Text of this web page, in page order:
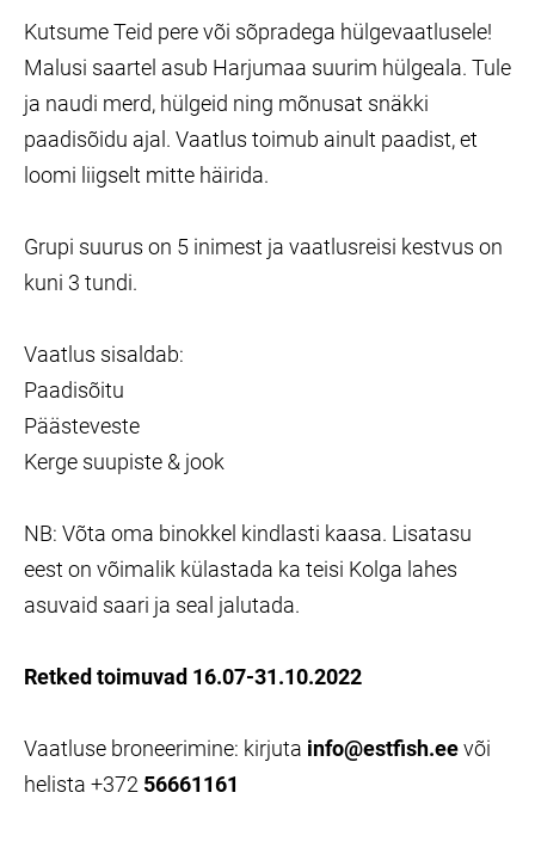
Kutsume Teid pere või sõpradega hülgevaatlusele!
Malusi saartel asub Harjumaa suurim hülgeala. Tule
ja naudi merd, hülgeid ning mõnusat snäkki
paadisõidu ajal. Vaatlus toimub ainult paadist, et
loomi liigselt mitte häirida.
Grupi suurus on 5 inimest ja vaatlusreisi kestvus on
kuni 3 tundi.
Vaatlus sisaldab:
Paadisõitu
Päästeveste
Kerge suupiste & jook
NB: Võta oma binokkel kindlasti kaasa. Lisatasu
eest on võimalik külastada ka teisi Kolga lahes
asuvaid saari ja seal jalutada.
Retked toimuvad 16.07-31.10.2022
Vaatluse broneerimine: kirjuta info@estfish.eevõi
helista +372 56661161